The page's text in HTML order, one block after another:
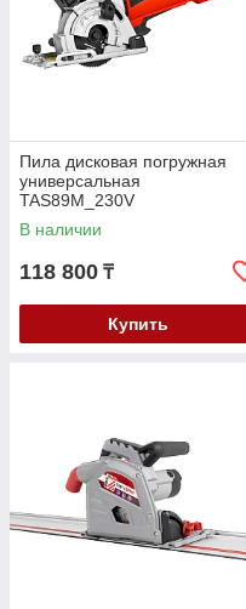
Пила дисковая погружная
универсальная
TAS89M_230V
В наличии
118 800 ₸
Купить